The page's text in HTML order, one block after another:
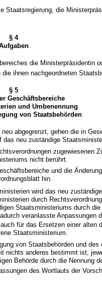
Staatsregierung, die
§ 4
die Ministerpräsidentin
ihnen nachgeordneten
§ 5
Geschäftsbereiche
und Umbenennung
von Staatsbehörden
abgegrenzt, gehen die in
neu zuständige
zugewiesenen
nicht berührt.
und die
hin.
wird das neu
durch
Staatsministeriums durch
veranlasste Anpassungen
für das Ersetzen einer alten
Staatsministerium.
von Staatsbehörden und des
nichts anderes bestimmt ist,
Behörde durch die Nennung
des Wortlauts der